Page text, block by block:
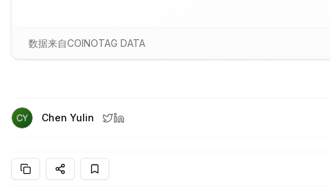
数据来自COINOTAG DATA
Chen Yulin